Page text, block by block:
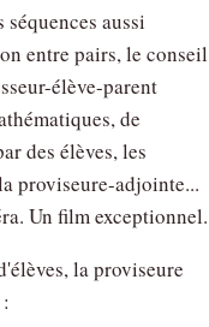
séquences aussi
entre pairs, le conseil
élève-parent
de
des élèves, les
proviseure-adjointe...
Un film exceptionnel.
la proviseure